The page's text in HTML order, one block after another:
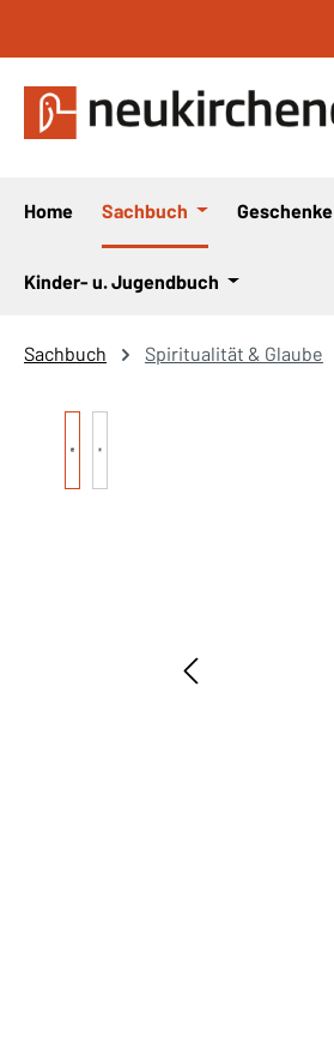
Home Sachbuch Geschenke
Kinder- u. Jugendbuch
Sachbuch Spiritualität & Glaube